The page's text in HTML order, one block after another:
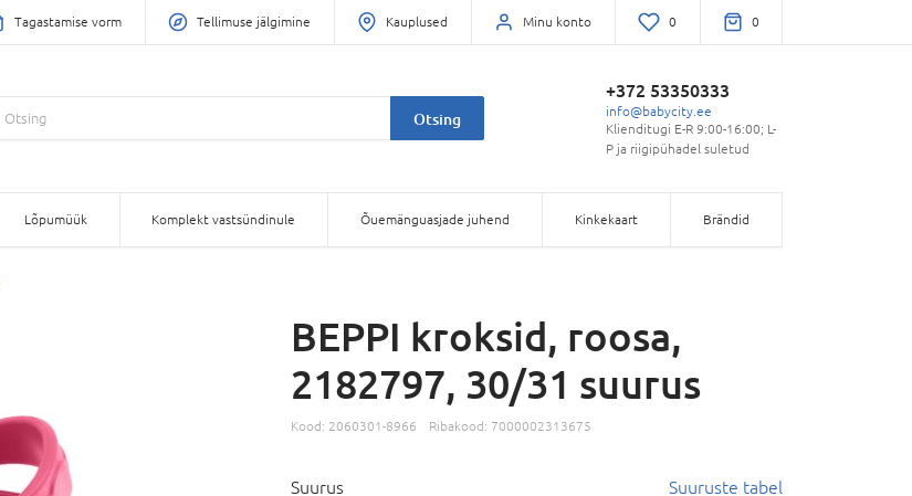
Tagastamise vorm Tellimuse jälgimine Kauplused Minu konto 0 0
Otsing
+372 53350333
info@babycity.ee
Klienditugi E-R 9:00-16:00; L-
P ja riigipühadel suletud
Lõpumüük Komplekt vastsündinule Õuemänguasjade juhend Kinkekaart Brändid
BEPPI kroksid, roosa,
2182797, 30/31 suurus
Kood: 2060301-8966 Ribakood: 7000002313675
Suurus Suuruste tabel